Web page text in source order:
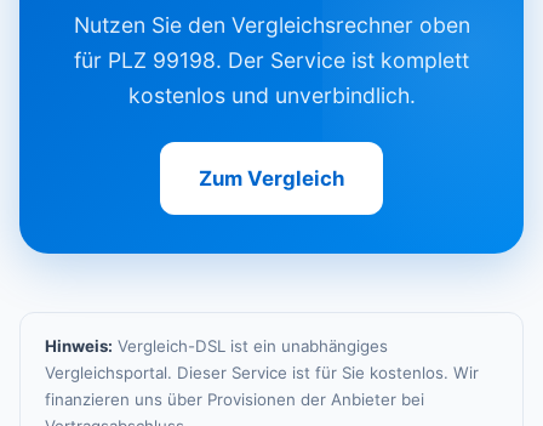
Nutzen Sie den Vergleichsrechner oben
für PLZ 99198. Der Service ist komplett
kostenlos und unverbindlich.
Zum Vergleich
Hinweis: Vergleich-DSL ist ein unabhängiges
Vergleichsportal. Dieser Service ist für Sie kostenlos. Wir
finanzieren uns über Provisionen der Anbieter bei